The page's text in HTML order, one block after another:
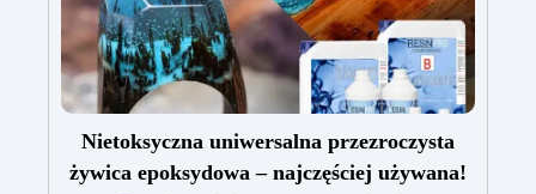
Nietoksyczna uniwersalna przezroczysta
żywica epoksydowa – najczęściej używana!